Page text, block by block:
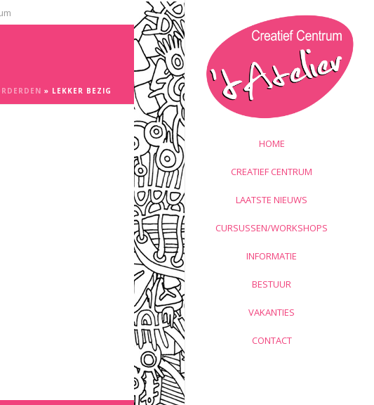
HOME
CREATIEF CENTRUM
LAATSTE NIEUWS
CURSUSSEN/WORKSHOPS
INFORMATIE
BESTUUR
VAKANTIES
CONTACT
» LEKKER BEZIG